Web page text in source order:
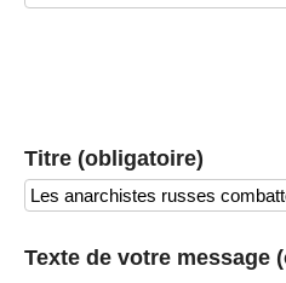
Titre (obligatoire)
Texte de votre message